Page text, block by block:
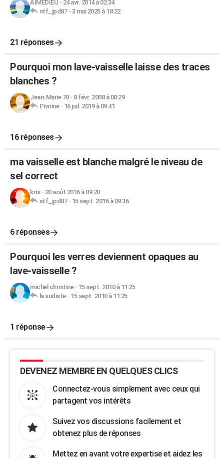
AIMEDIEU - 24 avr. 2014 à 02:34
stf_jpd87- 3 mai 2025 à 18:22
21 réponses
Pourquoi mon lave-vaisselle laisse des traces
blanches ?
Jean-Marie 70- 8 févr. 2008 à 08:29
Pivoine- 16 juil. 2019 à 09:41
16 réponses
ma vaisselle est blanche malgré le niveau de
sel correct
kris- 20 août 2016 à 09:20
stf_jpd87- 15 sept. 2016 à 09:36
6 réponses
Pourquoi les verres deviennent opaques au
lave-vaisselle ?
michel christine- 15 sept. 2010 à 11:25
la sudiste- 15 sept. 2010 à 11:25
1 réponse
DEVENEZ MEMBRE EN QUELQUES CLICS
Connectez-vous simplement avec ceux qui
partagent vos intérêts
Suivez vos discussions facilement et
obtenez plus de réponses
Mettez en avant votre expertise et aidez les